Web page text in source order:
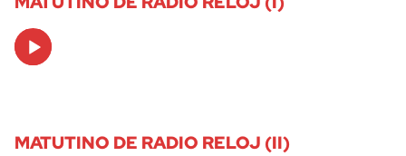
Audio
Player
MATUTINO DE RADIO RELOJ (II)